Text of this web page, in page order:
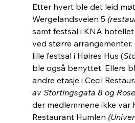
Etter hvert ble det leid
Wergelandsveien 5
samt festsal i KNA hotellet
ved større arrangementer.
lille festsal i Høires Hus (
ble også benyttet. Ellers
andre etasje i Cecil
av Stortingsgata 8 og
der medlemmene ikke var
Restaurant Humlen